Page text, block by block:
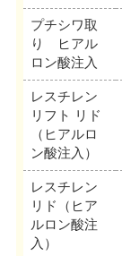
プチシワ取
り ヒアル
ロン酸注入
レスチレン
リフト リド
（ヒアルロ
ン酸注入）
レスチレン
リド（ヒア
ルロン酸注
入）